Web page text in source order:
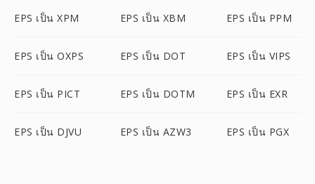
EPS เป็น XPM EPS เป็น XBM EPS เป็น PPM
EPS เป็น OXPS EPS เป็น DOT EPS เป็น VIPS
EPS เป็น PICT EPS เป็น DOTM EPS เป็น EXR
EPS เป็น DJVU EPS เป็น AZW3 EPS เป็น PGX